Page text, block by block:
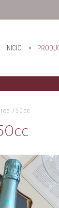
INICIO
750cc